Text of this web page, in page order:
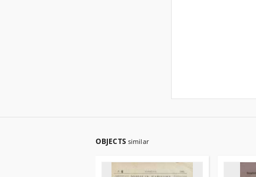
OBJECTS similar